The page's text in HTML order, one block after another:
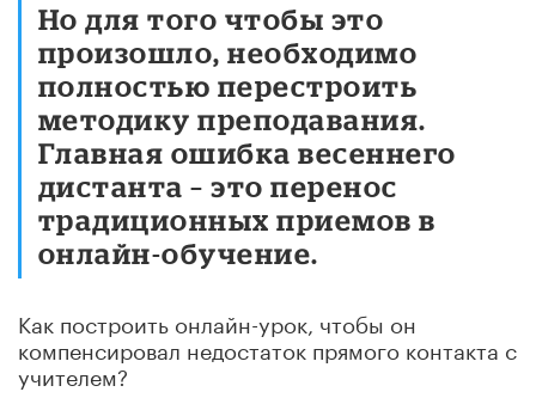
Но для того чтобы это
произошло, необходимо
полностью перестроить
методику преподавания.
Главная ошибка весеннего
дистанта – это перенос
традиционных приемов в
онлайн-обучение.
Как построить онлайн-урок, чтобы он
компенсировал недостаток прямого контакта с
учителем?